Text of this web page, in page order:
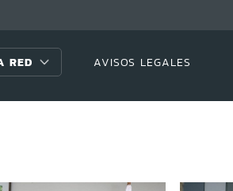
RED AVISOS LEGALES